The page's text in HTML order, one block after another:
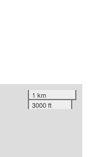
1 km
3000 ft